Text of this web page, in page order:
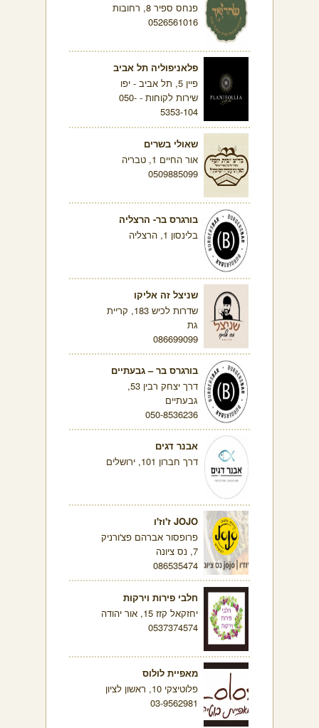
פנחס ספיר 8, רחובות
0526561016
פלאניפוליה תל אביב
פיין 5, תל אביב - יפו
שירות לקוחות - 050-
5353-104
שאולי בשרים
אור החיים 1, טבריה
0509885099
בורגרס בר- הרצליה
בלינסון 1, הרצליה
שניצל זה אליקו
שדרות לכיש 183, קריית
גת
086699099
בורגרס בר – גבעתיים
דרך יצחק רבין 53,
גבעתיים
050-8536236
אבנר דגים
דרך חברון 101, ירושלים
JOJO ז'וז'ו
פרופסור אברהם פצ'ורניק
7, נס ציונה
086535474
חלבי פירות וירקות
יחזקאל קזז 15, אור יהודה
0537374574
מאפיית לולוס
פלוטיצקי 10, ראשון לציון
03-9562981